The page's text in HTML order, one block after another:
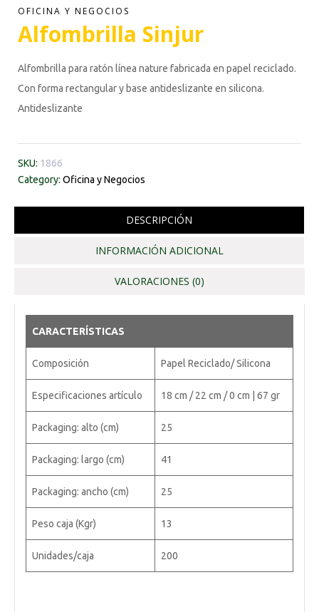
OFICINA Y NEGOCIOS
Alfombrilla Sinjur
Alfombrilla para ratón línea nature fabricada en papel reciclado.
Con forma rectangular y base antideslizante en silicona.
Antideslizante
SKU: 1866
Category: Oficina y Negocios
DESCRIPCIÓN
INFORMACIÓN ADICIONAL
VALORACIONES (0)
CARACTERÍSTICAS
Composición Papel Reciclado/ Silicona
Especificaciones artículo 18 cm / 22 cm / 0 cm | 67 gr
Packaging: alto (cm) 25
Packaging: largo (cm) 41
Packaging: ancho (cm) 25
Peso caja (Kgr) 13
Unidades/caja 200